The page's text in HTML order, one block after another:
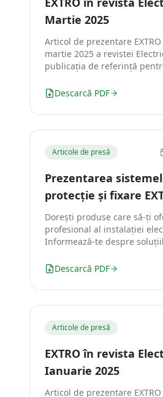
Martie 2025
Articol de prezentare
martie 2025 a revistei
publicația de referință
Descarcă PDF
Articole de presă
Prezentarea
protecție și fixare
Dorești produse care să-ți
profesional al instalației
Informează-te despre
Descarcă PDF
Articole de presă
EXTRO în revista
Ianuarie 2025
Articol de prezentare